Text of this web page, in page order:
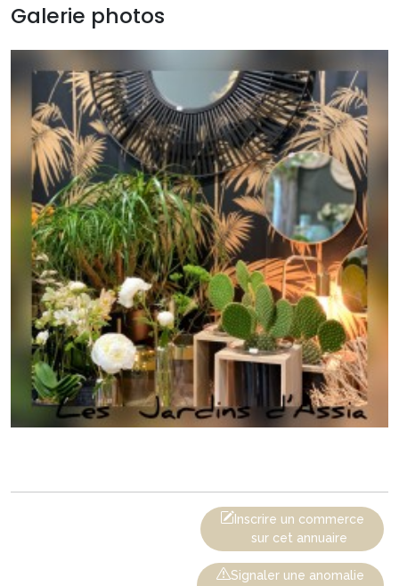
Galerie photos
Inscrire un commerce
sur cet annuaire
Signaler une anomalie